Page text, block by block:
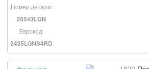
Номер детали:
20543LGN
Еврокод:
2425LGNS4RD